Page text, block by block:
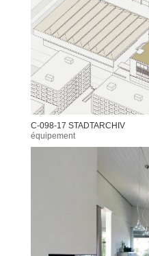
C-098-17 STADTARCHIV
équipement